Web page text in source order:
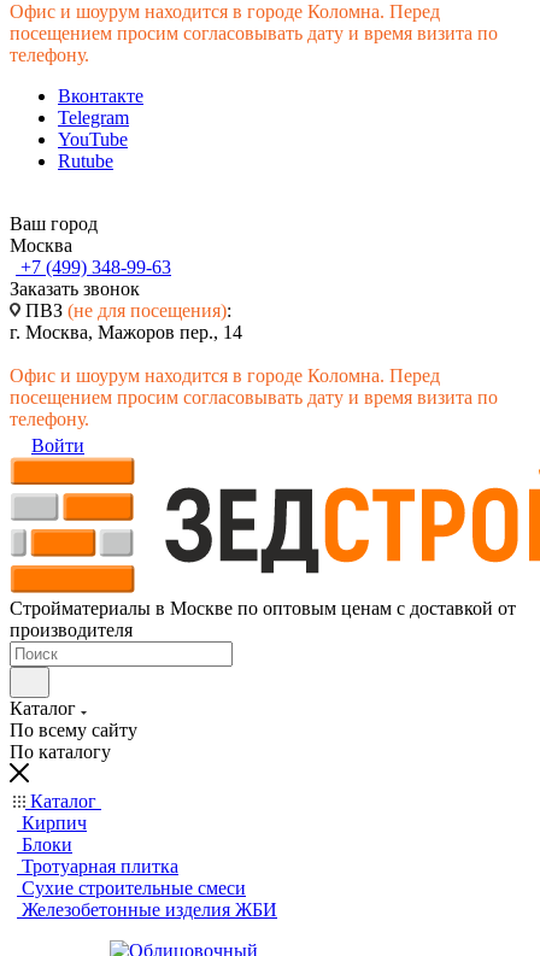
Офис и шоурум находится в городе Коломна. Перед
посещением просим согласовывать дату и время визита по
телефону.
Вконтакте
Telegram
YouTube
Rutube
Ваш город
Москва
+7 (499) 348-99-63
Заказать звонок
ПВЗ (не для посещения):
г. Москва, Мажоров пер., 14
Офис и шоурум находится в городе Коломна. Перед
посещением просим согласовывать дату и время визита по
телефону.
Войти
Стройматериалы в Москве по оптовым ценам с доставкой от
производителя
Каталог
По всему сайту
По каталогу
Каталог
Кирпич
Блоки
Тротуарная плитка
Сухие строительные смеси
Железобетонные изделия ЖБИ